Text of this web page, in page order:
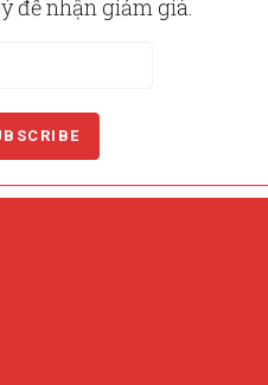
để nhận giảm giá.